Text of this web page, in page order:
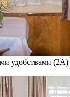
удобствами (2А)